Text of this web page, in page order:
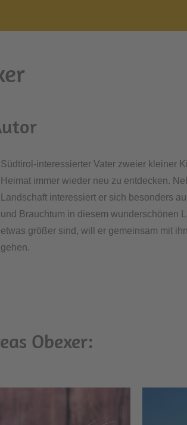
Südtirol-interessierter Vater zweier kleiner
Heimat immer wieder neu zu entdecken.
Landschaft interessiert er sich besonders
und Brauchtum in diesem wunderschönen
etwas größer sind, will er gemeinsam mit
gehen.
Obexer: